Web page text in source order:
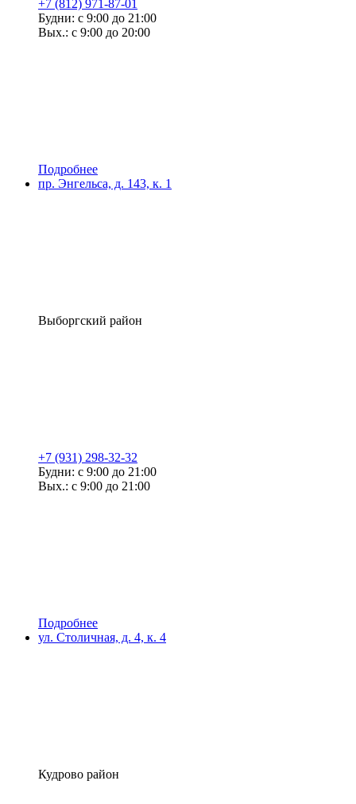
+7 (812) 971-87-01
Будни: с 9:00 до 21:00
Вых.: с 9:00 до 20:00
Подробнее
пр. Энгельса, д. 143, к. 1
Выборгский район
+7 (931) 298-32-32
Будни: с 9:00 до 21:00
Вых.: с 9:00 до 21:00
Подробнее
ул. Столичная, д. 4, к. 4
Кудрово район